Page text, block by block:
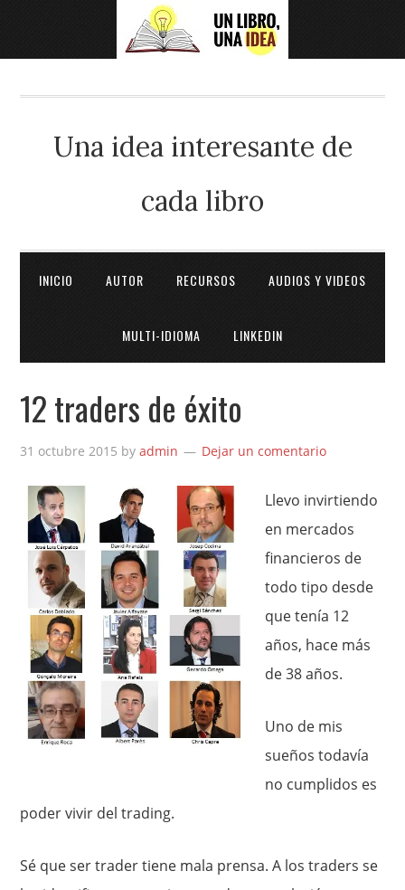
Una idea interesante de
cada libro
INICIO AUTOR RECURSOS AUDIOS Y VIDEOS
MULTI-IDIOMA LINKEDIN
12 traders de éxito
31 octubre 2015 byadmin Dejar un comentario
Llevo invirtiendo
en mercados
financieros de
todo tipo desde
que tenía 12
años, hace más
de 38 años.
Uno de mis
sueños todavía
no cumplidos es
poder vivir del trading.
Sé que ser trader tiene mala prensa. A los traders se